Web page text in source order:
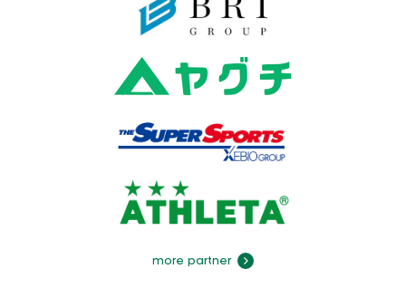
more partner